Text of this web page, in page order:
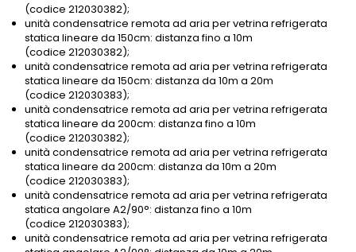
(codice 212030382);
unità condensatrice remota ad aria per vetrina refrigerata
statica lineare da 150cm: distanza fino a 10m
(codice 212030382);
unità condensatrice remota ad aria per vetrina refrigerata
statica lineare da 150cm: distanza da 10m a 20m
(codice 212030383);
unità condensatrice remota ad aria per vetrina refrigerata
statica lineare da 200cm: distanza fino a 10m
(codice 212030382);
unità condensatrice remota ad aria per vetrina refrigerata
statica lineare da 200cm: distanza da 10m a 20m
(codice 212030383);
unità condensatrice remota ad aria per vetrina refrigerata
statica angolare A2/90°: distanza fino a 10m
(codice 212030383);
unità condensatrice remota ad aria per vetrina refrigerata